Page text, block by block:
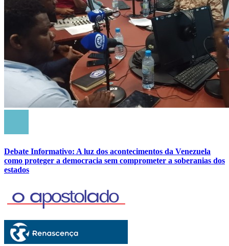
Debate Informativo: A luz dos acontecimentos da Venezuela
como proteger a democracia sem comprometer a soberanias dos
estados